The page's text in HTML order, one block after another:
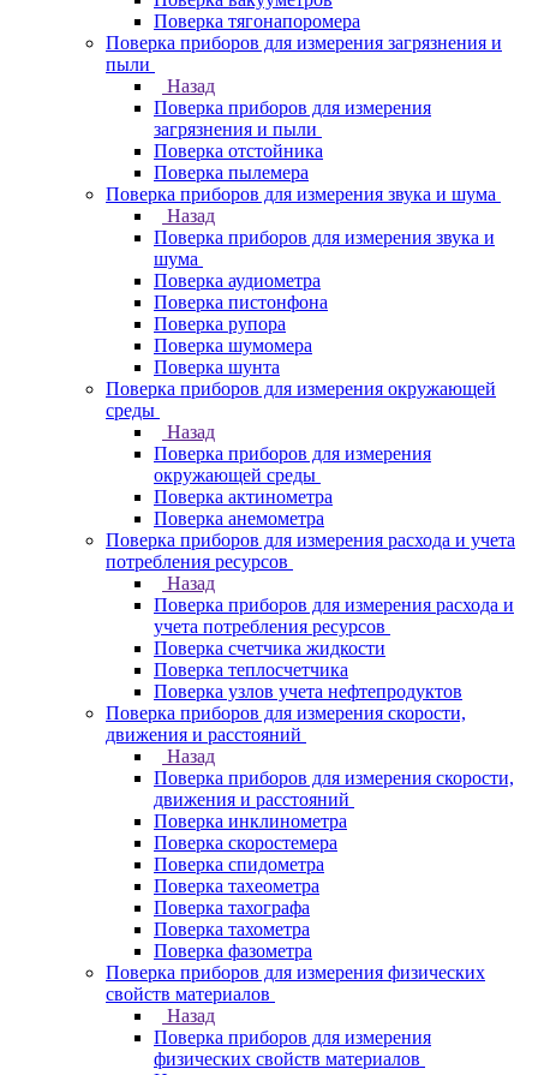
Поверка тягонапоромера
Поверка приборов для измерения загрязнения и
пыли
Назад
Поверка приборов для измерения
загрязнения и пыли
Поверка отстойника
Поверка пылемера
Поверка приборов для измерения звука и шума
Назад
Поверка приборов для измерения звука и
шума
Поверка аудиометра
Поверка пистонфона
Поверка рупора
Поверка шумомера
Поверка шунта
Поверка приборов для измерения окружающей
среды
Назад
Поверка приборов для измерения
окружающей среды
Поверка актинометра
Поверка анемометра
Поверка приборов для измерения расхода и учета
потребления ресурсов
Назад
Поверка приборов для измерения расхода и
учета потребления ресурсов
Поверка счетчика жидкости
Поверка теплосчетчика
Поверка узлов учета нефтепродуктов
Поверка приборов для измерения скорости,
движения и расстояний
Назад
Поверка приборов для измерения скорости,
движения и расстояний
Поверка инклинометра
Поверка скоростемера
Поверка спидометра
Поверка тахеометра
Поверка тахографа
Поверка тахометра
Поверка фазометра
Поверка приборов для измерения физических
свойств материалов
Назад
Поверка приборов для измерения
физических свойств материалов